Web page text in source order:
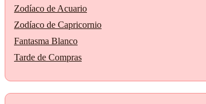
Zodíaco de Acuario
Zodíaco de Capricornio
Fantasma Blanco
Tarde de Compras